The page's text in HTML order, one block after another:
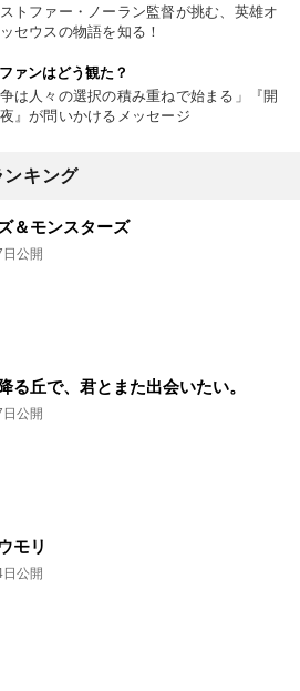
トファー・ノーラン監督が挑む、英雄オ
セウスの物語を知る！
ァンはどう観た？
争は人々の選択の積み重ねで始まる」『開
』が問いかけるメッセージ
ンキング
＆モンスターズ
公開
る丘で、君とまた出会いたい。
公開
モリ
公開